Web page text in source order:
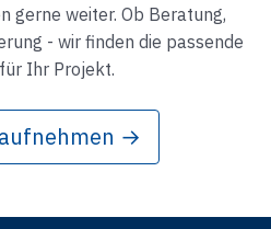
gerne weiter. Ob Beratung,
- wir finden die passende
Ihr Projekt.
→